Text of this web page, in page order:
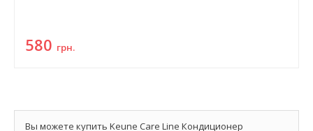
580 грн.
Вы можете купить Keune Care Line Кондиционер